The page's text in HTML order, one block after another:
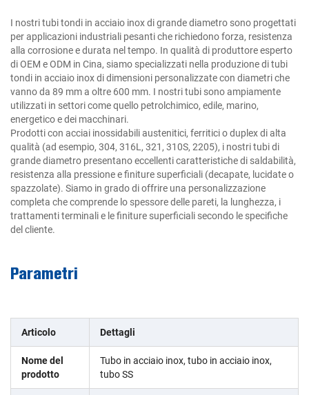
I nostri tubi tondi in acciaio inox di grande diametro sono progettati
per applicazioni industriali pesanti che richiedono forza, resistenza
alla corrosione e durata nel tempo. In qualità di produttore esperto
di OEM e ODM in Cina, siamo specializzati nella produzione di tubi
tondi in acciaio inox di dimensioni personalizzate con diametri che
vanno da 89 mm a oltre 600 mm. I nostri tubi sono ampiamente
utilizzati in settori come quello petrolchimico, edile, marino,
energetico e dei macchinari.
Prodotti con acciai inossidabili austenitici, ferritici o duplex di alta
qualità (ad esempio, 304, 316L, 321, 310S, 2205), i nostri tubi di
grande diametro presentano eccellenti caratteristiche di saldabilità,
resistenza alla pressione e finiture superficiali (decapate, lucidate o
spazzolate). Siamo in grado di offrire una personalizzazione
completa che comprende lo spessore delle pareti, la lunghezza, i
trattamenti terminali e le finiture superficiali secondo le specifiche
del cliente.
Parametri
Articolo Dettagli
Nome del
prodotto
Tubo in acciaio inox, tubo in acciaio inox,
tubo SS